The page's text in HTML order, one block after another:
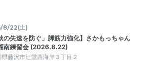
8/22(土)
の失速を防ぐ」脚筋力強化】さかもっちゃん
南練習会 (2026.8.22)
県藤沢市辻堂西海岸３丁目２